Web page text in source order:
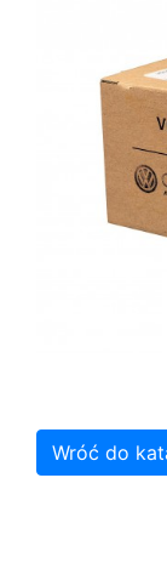
Wróć do